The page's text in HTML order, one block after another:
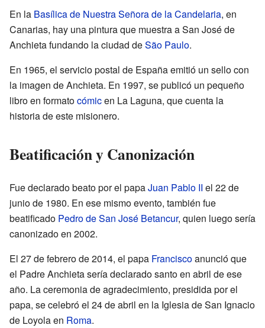
En la Basílica de Nuestra Señora de la Candelaria, en
Canarias, hay una pintura que muestra a San José de
Anchieta fundando la ciudad deSão Paulo.
En 1965, el servicio postal de España emitió un sello con
la imagen de Anchieta. En 1997, se publicó un pequeño
libro en formatocómicen La Laguna, que cuenta la
historia de este misionero.
Beatificación y Canonización
Fue declarado beato por el papaJuan Pablo II el 22 de
junio de 1980. En ese mismo evento, también fue
beatificado Pedro de San José Betancur, quien luego sería
canonizado en 2002.
El 27 de febrero de 2014, el papa Franciscoanunció que
el Padre Anchieta sería declarado santo en abril de ese
año. La ceremonia de agradecimiento, presidida por el
papa, se celebró el 24 de abril en la Iglesia de San Ignacio
de Loyola en Roma.